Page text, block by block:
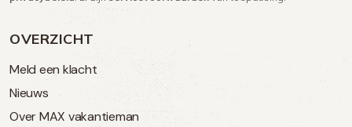
OVERZICHT
Meld een klacht
Nieuws
Over MAX vakantieman